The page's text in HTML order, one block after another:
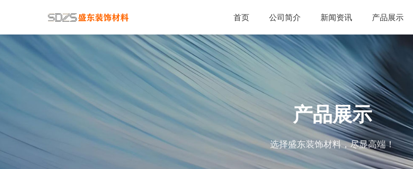
首页 公司简介 新闻资讯 产品展示
产品展示
选择盛东装饰材料，尽显高端！